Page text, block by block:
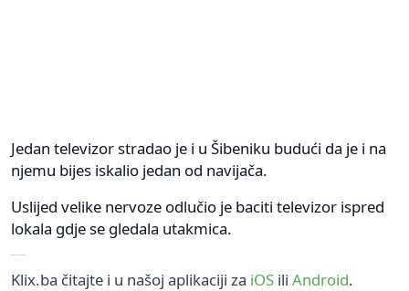
Jedan televizor stradao je i u Šibeniku budući da je i na
njemu bijes iskalio jedan od navijača.
Uslijed velike nervoze odlučio je baciti televizor ispred
lokala gdje se gledala utakmica.
Klix.ba čitajte i u našoj aplikaciji za iOS ili Android.